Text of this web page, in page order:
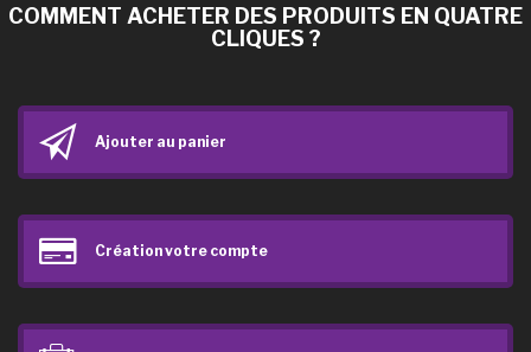
COMMENT ACHETER DES PRODUITS EN QUATRE
CLIQUES ?
Ajouter au panier
Création votre compte